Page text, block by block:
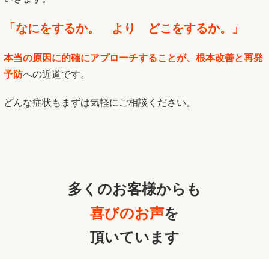
「なにをするか。 より どこをするか。」
本当の原因に的確にアプローチすることが、根本改善と再発
予防への近道です。
どんな症状もまずは気軽にご相談ください。
多くのお客様からも
喜びのお声を
頂いています